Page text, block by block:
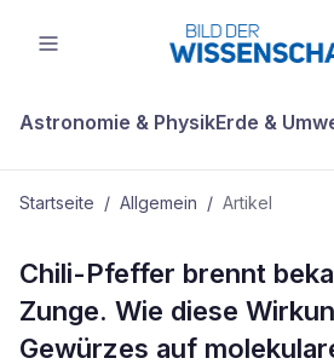
Astronomie & PhysikErde &
Startseite / Allgemein / Artikel
Warum Pfeffer wie
Chili-Pfeffer brennt
Zunge. Wie diese
Gewürzes auf